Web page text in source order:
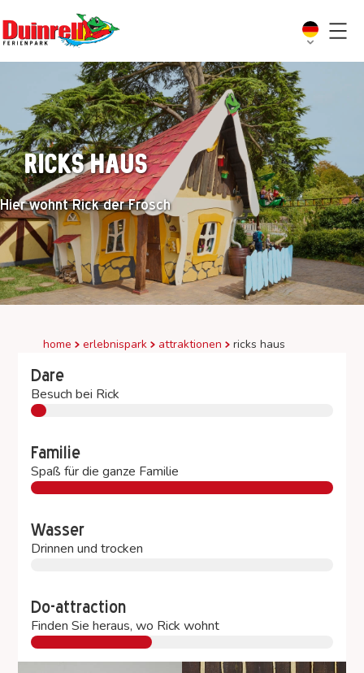
Ricks Haus
Hier wohnt Rick der Frosch
home erlebnispark attraktionen ricks haus
Dare
Besuch bei Rick
Familie
Spaß für die ganze Familie
Wasser
Drinnen und trocken
Do-attraction
Finden Sie heraus, wo Rick wohnt